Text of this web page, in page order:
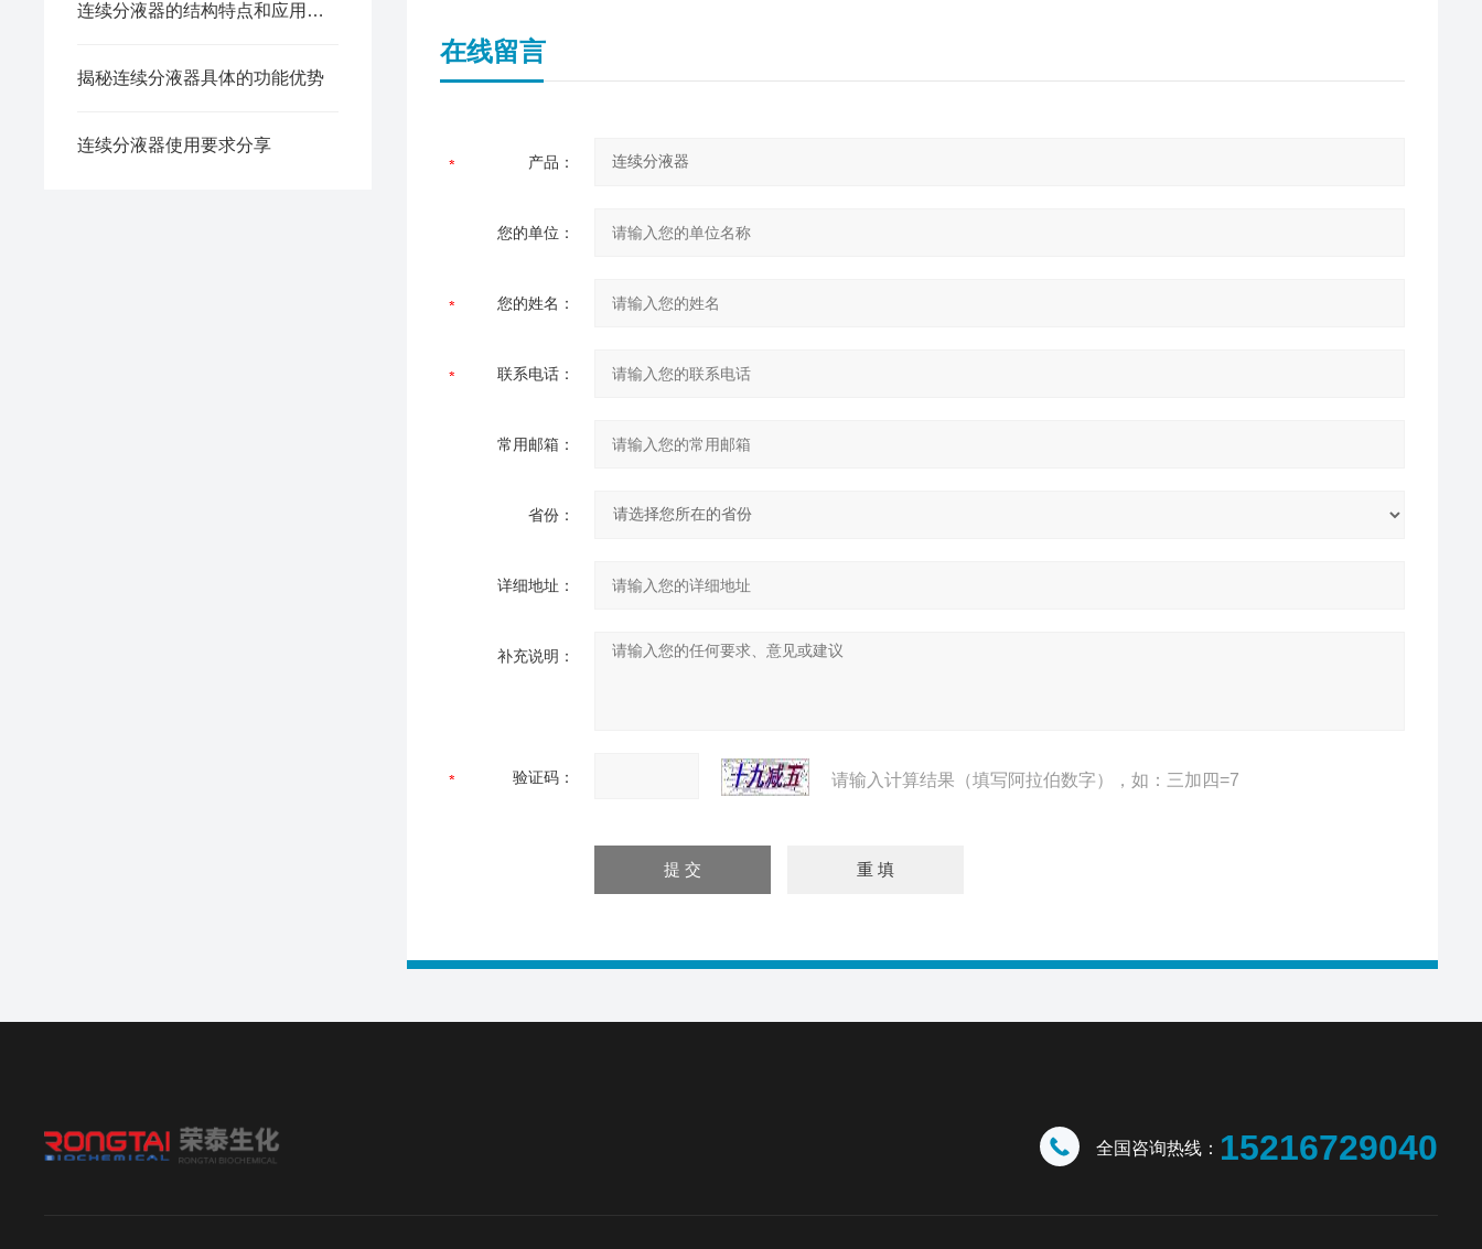
连续分液器的结构特点和应用方向分析
揭秘连续分液器具体的功能优势
连续分液器使用要求分享
在线留言
产品：
您的单位：
您的姓名：
联系电话：
常用邮箱：
省份：
详细地址：
补充说明：
验证码： 请输入计算结果（填写阿拉伯数字），如：三加四=7
全国咨询热线： 15216729040